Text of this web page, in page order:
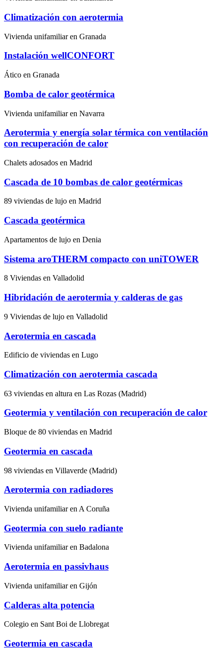
Climatización con aerotermia
Vivienda unifamiliar en Granada
Instalación wellCONFORT
Ático en Granada
Bomba de calor geotérmica
Vivienda unifamiliar en Navarra
Aerotermia y energía solar térmica con ventilación
con recuperación de calor
Chalets adosados en Madrid
Cascada de 10 bombas de calor geotérmicas
89 viviendas de lujo en Madrid
Cascada geotérmica
Apartamentos de lujo en Denia
Sistema aroTHERM compacto con uniTOWER
8 Viviendas en Valladolid
Hibridación de aerotermia y calderas de gas
9 Viviendas de lujo en Valladolid
Aerotermia en cascada
Edificio de viviendas en Lugo
Climatización con aerotermia cascada
63 viviendas en altura en Las Rozas (Madrid)
Geotermia y ventilación con recuperación de calor
Bloque de 80 viviendas en Madrid
Geotermia en cascada
98 viviendas en Villaverde (Madrid)
Aerotermia con radiadores
Vivienda unifamiliar en A Coruña
Geotermia con suelo radiante
Vivienda unifamiliar en Badalona
Aerotermia en passivhaus
Vivienda unifamiliar en Gijón
Calderas alta potencia
Colegio en Sant Boi de Llobregat
Geotermia en cascada